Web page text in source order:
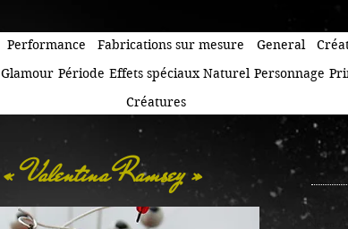
Performance Fabrications sur mesure General
Glamour Période Effets spéciaux Naturel Personnage
Créatures
« Valentina Ramsey »
Argile,
8" x 8" x
Né en